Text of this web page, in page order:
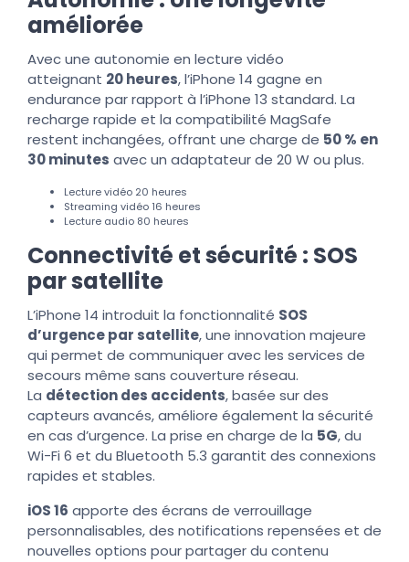
améliorée
Avec une autonomie en lecture vidéo
atteignant 20 heures, l’iPhone 14 gagne en
endurance par rapport à l’iPhone 13 standard. La
recharge rapide et la compatibilité MagSafe
restent inchangées, offrant une charge de 50 % en
30 minutes avec un adaptateur de 20 W ou plus.
Lecture vidéo 20 heures
Streaming vidéo 16 heures
Lecture audio 80 heures
Connectivité et sécurité : SOS
par satellite
L’iPhone 14 introduit la fonctionnalité SOS
d’urgence par satellite, une innovation majeure
qui permet de communiquer avec les services de
secours même sans couverture réseau.
La détection des accidents, basée sur des
capteurs avancés, améliore également la sécurité
en cas d’urgence. La prise en charge de la 5G, du
Wi-Fi 6 et du Bluetooth 5.3 garantit des connexions
rapides et stables.
iOS 16 apporte des écrans de verrouillage
personnalisables, des notifications repensées et de
nouvelles options pour partager du contenu